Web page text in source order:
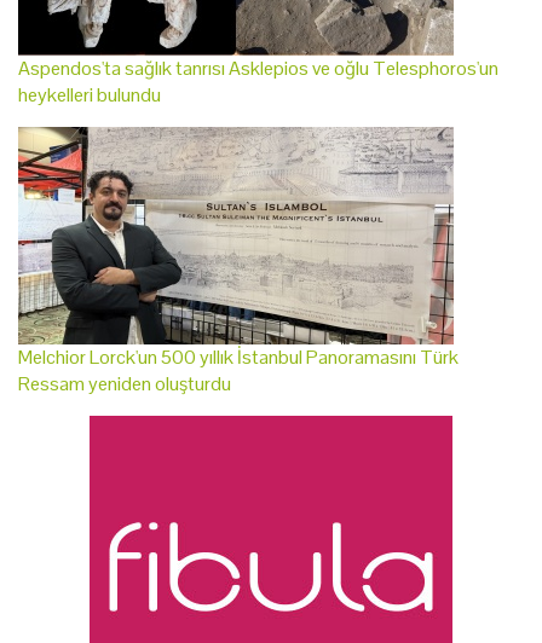
Aspendos'ta sağlık tanrısı Asklepios ve oğlu Telesphoros'un
heykelleri bulundu
Melchior Lorck'un 500 yıllık İstanbul Panoramasını Türk
Ressam yeniden oluşturdu